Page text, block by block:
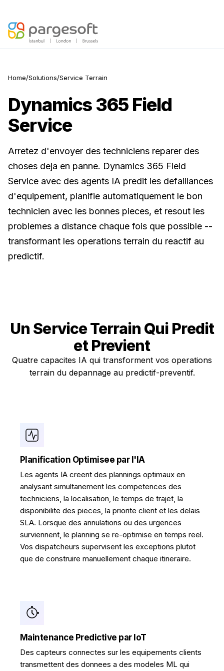
Home/Solutions/Service Terrain
Dynamics 365 Field
Service
Arretez d'envoyer des techniciens reparer des
choses deja en panne. Dynamics 365 Field
Service avec des agents IA predit les defaillances
d'equipement, planifie automatiquement le bon
technicien avec les bonnes pieces, et resout les
problemes a distance chaque fois que possible --
transformant les operations terrain du reactif au
predictif.
Un Service Terrain Qui Predit
et Previent
Quatre capacites IA qui transforment vos operations
terrain du depannage au predictif-preventif.
Planification Optimisee par l'IA
Les agents IA creent des plannings optimaux en
analysant simultanement les competences des
techniciens, la localisation, le temps de trajet, la
disponibilite des pieces, la priorite client et les delais
SLA. Lorsque des annulations ou des urgences
surviennent, le planning se re-optimise en temps reel.
Vos dispatcheurs supervisent les exceptions plutot
que de construire manuellement chaque itineraire.
Maintenance Predictive par IoT
Des capteurs connectes sur les equipements clients
transmettent des donnees a des modeles ML qui